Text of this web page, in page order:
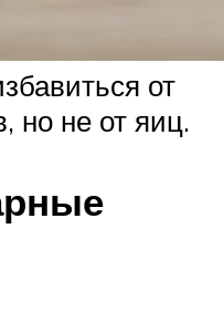
от
но не от яиц.